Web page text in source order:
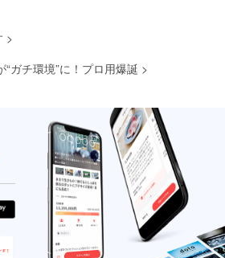
>
ガチ環境”に！プロ用爆誕 >